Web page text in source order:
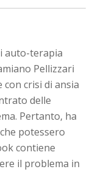
auto-terapia
Pellizzari
crisi di ansia
delle
Pertanto, ha
potessero
contiene
il problema in